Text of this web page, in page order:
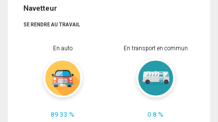
Navetteur
SE RENDRE AU TRAVAIL
En auto
89.33 %
En transport en commun
0.8 %